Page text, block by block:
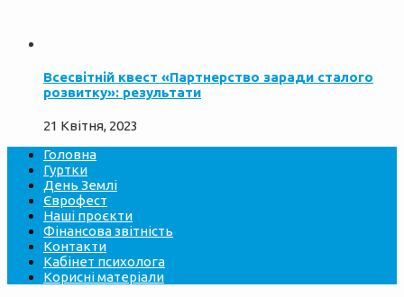
Всесвітній квест «Партнерство заради сталого
розвитку»: результати
21 Квітня, 2023
Головна
Гуртки
День Землі
Єврофест
Наші проєкти
Фінансова звітність
Контакти
Кабінет психолога
Корисні матеріали